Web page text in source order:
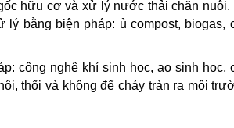
hữu cơ và xử lý nước thải chăn nuôi.
bằng biện pháp: ủ compost, biogas,
công nghệ khí sinh học, ao sinh học,
thối và không để chảy tràn ra môi